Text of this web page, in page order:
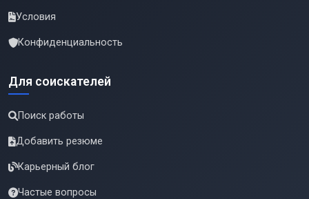
Условия
Конфиденциальность
Для соискателей
Поиск работы
Добавить резюме
Карьерный блог
Частые вопросы